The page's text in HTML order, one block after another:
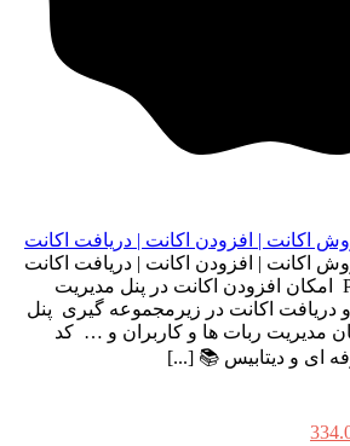
اکانت | افزودن اکانت | دریافت اکانت
اکانت | افزودن اکانت | دریافت اکانت
زبان توسعه دهنده : PHP امکان افزودن اکانت در پنل مدیریت
دریافت اکانت در زیرمجموعه گیری پنل
مدیریت ربات ها و کاربران و … کد
ای و دیتابیس 📚 [...]